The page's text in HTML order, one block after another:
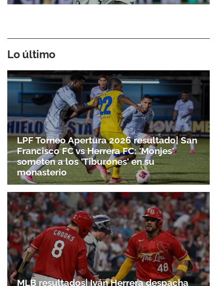
Lo último
LPF Torneo Apertura 2026 resultado| San
Francisco FC vs Herrera FC: 'Monjes'
someten a los 'Tiburones' en su
monasterio
MLB resultados| Iván Herrera despacha